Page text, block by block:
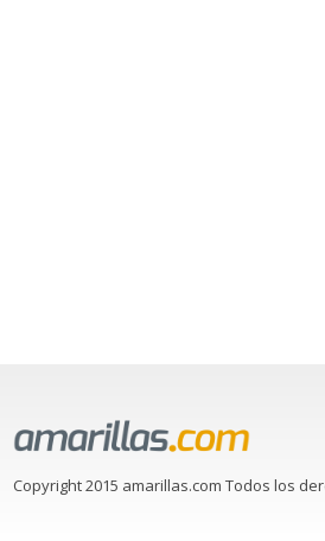
Copyright 2015 amarillas.com Todos los